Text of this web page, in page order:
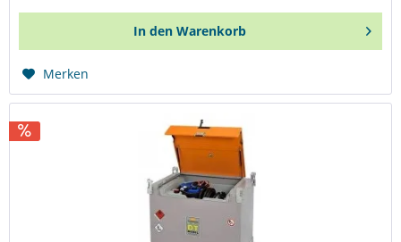
In den Warenkorb
Merken